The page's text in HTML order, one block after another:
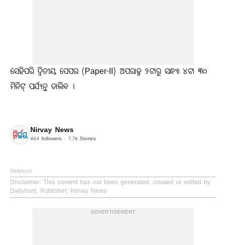
ସେହିପରି ଦ୍ୱିତୀୟ ପେପର (Paper-II) ଅପରାହ୍ନ ୨ଟାରୁ ସନ୍ଧ୍ୟା ୪ଟା ୩୦
ମିନିଟ୍ ପର୍ଯ୍ୟନ୍ତ ଚାଲିବ ।
Nirvay News
464 followers 7.7k Stories
Dailyhunt
Disclaimer: This content has not been generated, created or edited by
Dailyhunt. Publisher: Nirvay News
ADVERTISEMENT